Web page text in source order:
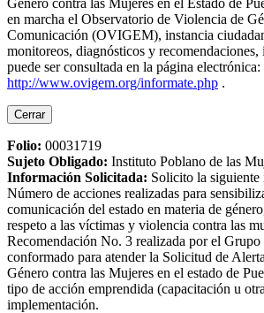
en marcha el Observatorio de Violencia de
Comunicación (OVIGEM), instancia
monitoreos, diagnósticos y
puede ser consultada en la página electrónica:
http://www.ovigem.org/informate.php .
Cerrar
Folio: 00031719
Sujeto Obligado: Instituto Poblano de las
Información Solicitada: Solicito la
Número de acciones realizadas para
comunicación del estado en materia de
respeto a las víctimas y violencia contra las
Recomendación No. 3 realizada por el Grupo
conformado para atender la Solicitud de
Género contra las Mujeres en el estado de
tipo de acción emprendida (capacitación u
implementación.